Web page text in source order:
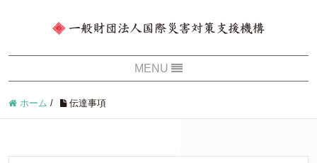
ホーム / 伝達事項